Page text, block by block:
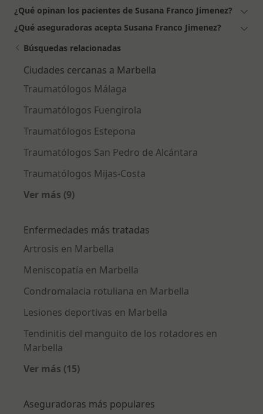
¿Qué opinan los pacientes de Susana Franco Jimenez?
¿Qué aseguradoras acepta Susana Franco Jimenez?
Búsquedas relacionadas
Ciudades cercanas a Marbella
Traumatólogos Málaga
Traumatólogos Fuengirola
Traumatólogos Estepona
Traumatólogos San Pedro de Alcántara
Traumatólogos Mijas-Costa
Ver más (9)
Enfermedades más tratadas
Artrosis en Marbella
Meniscopatía en Marbella
Condromalacia rotuliana en Marbella
Lesiones deportivas en Marbella
Tendinitis del manguito de los rotadores en
Marbella
Ver más (15)
Aseguradoras más populares